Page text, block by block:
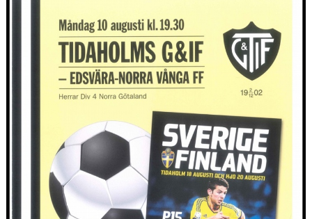
CUPER ARBETSBESKRIVNING